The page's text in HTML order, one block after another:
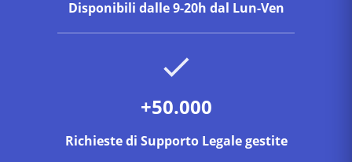
Disponibili dalle 9-20h dal Lun-Ven
+50.000
Richieste di Supporto Legale gestite